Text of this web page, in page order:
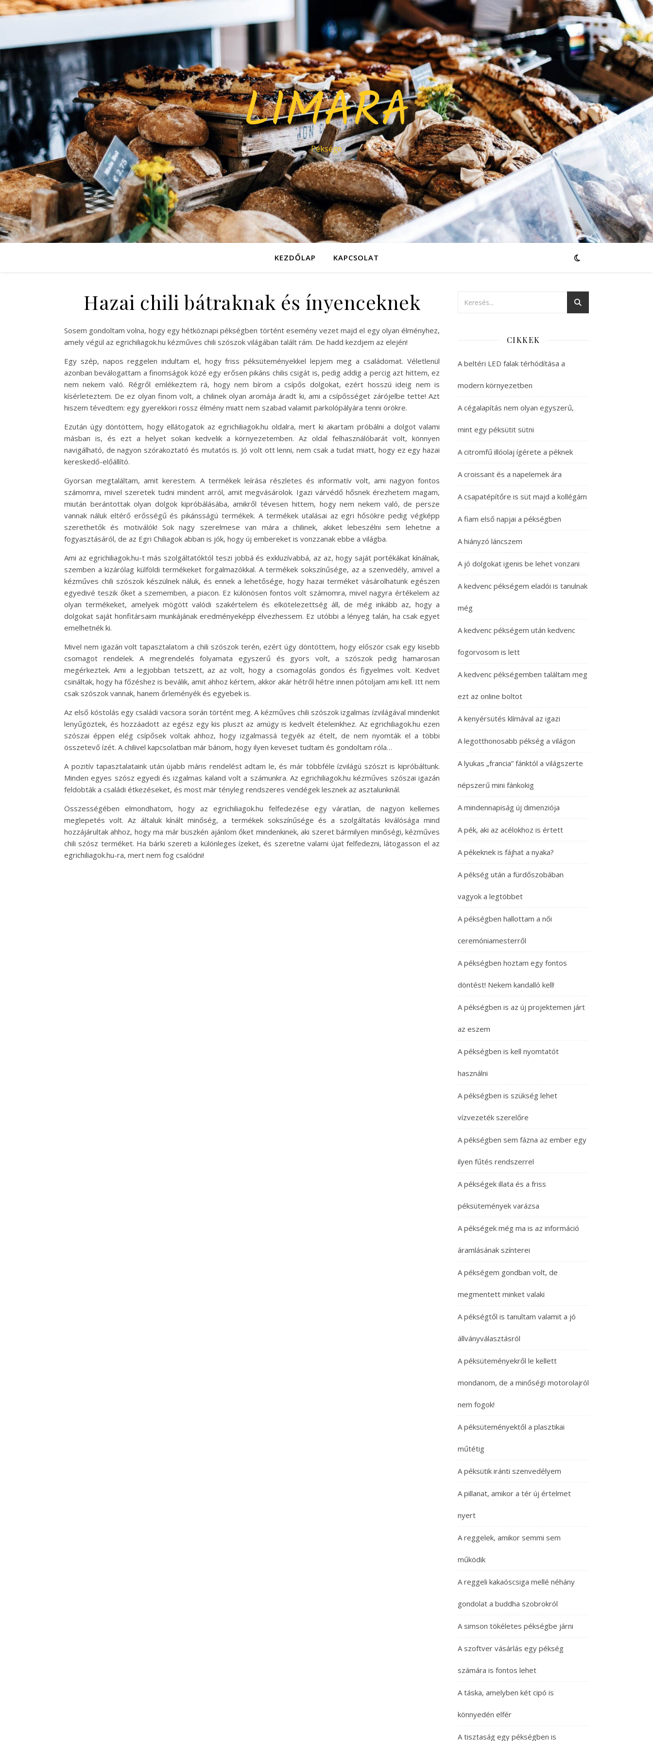
LIMARA
Péksége
KEZDŐLAP KAPCSOLAT
Hazai chili bátraknak és ínyenceknek
Sosem gondoltam volna, hogy egy hétköznapi pékségben történt esemény vezet majd el egy olyan élményhez,
amely végül az egrichiliagok.hu kézműves chili szószok világában talált rám. De hadd kezdjem az elején!
Egy szép, napos reggelen indultam el, hogy friss péksüteményekkel lepjem meg a családomat. Véletlenül
azonban beválogattam a finomságok közé egy erősen pikáns chilis csigát is, pedig addig a percig azt hittem, ez
nem nekem való. Régről emlékeztem rá, hogy nem bírom a csípős dolgokat, ezért hosszú ideig nem is
kísérleteztem. De ez olyan finom volt, a chilinek olyan aromája áradt ki, ami a csípősséget zárójelbe tette! Azt
hiszem tévedtem: egy gyerekkori rossz élmény miatt nem szabad valamit parkolópályára tenni örökre.
Ezután úgy döntöttem, hogy ellátogatok az egrichiliagok.hu oldalra, mert ki akartam próbálni a dolgot valami
másban is, és ezt a helyet sokan kedvelik a környezetemben. Az oldal felhasználóbarát volt, könnyen
navigálható, de nagyon szórakoztató és mutatós is. Jó volt ott lenni, nem csak a tudat miatt, hogy ez egy hazai
kereskedő-előállító.
Gyorsan megtaláltam, amit kerestem. A termékek leírása részletes és informatív volt, ami nagyon fontos
számomra, mivel szeretek tudni mindent arról, amit megvásárolok. Igazi várvédő hősnek érezhetem magam,
miután berántottak olyan dolgok kipróbálásába, amikről tévesen hittem, hogy nem nekem való, de persze
vannak náluk eltérő erősségű és pikánsságú termékek. A termékek utalásai az egri hősökre pedig végképp
szerethetők és motiválók! Sok nagy szerelmese van mára a chilinek, akiket lebeszélni sem lehetne a
fogyasztásáról, de az Egri Chiliagok abban is jók, hogy új embereket is vonzzanak ebbe a világba.
Ami az egrichiliagok.hu-t más szolgáltatóktól teszi jobbá és exkluzívabbá, az az, hogy saját portékákat kínálnak,
szemben a kizárólag külföldi termékeket forgalmazókkal. A termékek sokszínűsége, az a szenvedély, amivel a
kézműves chili szószok készülnek náluk, és ennek a lehetősége, hogy hazai terméket vásárolhatunk egészen
egyedivé teszik őket a szememben, a piacon. Ez különösen fontos volt számomra, mivel nagyra értékelem az
olyan termékeket, amelyek mögött valódi szakértelem és elkötelezettség áll, de még inkább az, hogy a
dolgokat saját honfitársaim munkájának eredményeképp élvezhessem. Ez utóbbi a lényeg talán, ha csak egyet
emelhetnék ki.
Mivel nem igazán volt tapasztalatom a chili szószok terén, ezért úgy döntöttem, hogy először csak egy kisebb
csomagot rendelek. A megrendelés folyamata egyszerű és gyors volt, a szószok pedig hamarosan
megérkeztek. Ami a legjobban tetszett, az az volt, hogy a csomagolás gondos és figyelmes volt. Kedvet
csináltak, hogy ha főzéshez is beválik, amit ahhoz kértem, akkor akár hétről hétre innen pótoljam ami kell. Itt nem
csak szószok vannak, hanem őrleményék és egyebek is.
Az első kóstolás egy családi vacsora során történt meg. A kézműves chili szószok izgalmas ízvilágával mindenkit
lenyűgöztek, és hozzáadott az egész egy kis pluszt az amúgy is kedvelt ételeinkhez. Az egrichiliagok.hu ezen
szószai éppen elég csípősek voltak ahhoz, hogy izgalmassá tegyék az ételt, de nem nyomták el a többi
összetevő ízét. A chilivel kapcsolatban már bánom, hogy ilyen keveset tudtam és gondoltam róla…
A pozitív tapasztalataink után újabb máris rendelést adtam le, és már többféle ízvilágú szószt is kipróbáltunk.
Minden egyes szósz egyedi és izgalmas kaland volt a számunkra. Az egrichiliagok.hu kézműves szószai igazán
feldobták a családi étkezéseket, és most már tényleg rendszeres vendégek lesznek az asztalunknál.
Összességében elmondhatom, hogy az egrichiliagok.hu felfedezése egy váratlan, de nagyon kellemes
meglepetés volt. Az általuk kínált minőség, a termékek sokszínűsége és a szolgáltatás kiválósága mind
hozzájárultak ahhoz, hogy ma már büszkén ajánlom őket mindenkinek, aki szeret bármilyen minőségi, kézműves
chili szósz terméket. Ha bárki szereti a különleges ízeket, és szeretne valami újat felfedezni, látogasson el az
egrichiliagok.hu-ra, mert nem fog csalódni!
CIKKEK
A beltéri LED falak térhódítása a
modern környezetben
A cégalapítás nem olyan egyszerű,
mint egy péksütit sütni
A citromfű illóolaj ígérete a péknek
A croissant és a napelemek ára
A csapatépítőre is süt majd a kollégám
A fiam első napjai a pékségben
A hiányzó láncszem
A jó dolgokat igenis be lehet vonzani
A kedvenc pékségem eladói is tanulnak
még
A kedvenc pékségem után kedvenc
fogorvosom is lett
A kedvenc pékségemben találtam meg
ezt az online boltot
A kenyérsütés klímával az igazi
A legotthonosabb pékség a világon
A lyukas „francia” fánktól a világszerte
népszerű mini fánkokig
A mindennapiság új dimenziója
A pék, aki az acélokhoz is értett
A pékeknek is fájhat a nyaka?
A pékség után a fürdőszobában
vagyok a legtöbbet
A pékségben hallottam a női
ceremóniamesterről
A pékségben hoztam egy fontos
döntést! Nekem kandalló kell!
A pékségben is az új projektemen járt
az eszem
A pékségben is kell nyomtatót
használni
A pékségben is szükség lehet
vízvezeték szerelőre
A pékségben sem fázna az ember egy
ilyen fűtés rendszerrel
A pékségek illata és a friss
péksütemények varázsa
A pékségek még ma is az információ
áramlásának színterei
A pékségem gondban volt, de
megmentett minket valaki
A pékségtől is tanultam valamit a jó
állványválasztásról
A péksüteményekről le kellett
mondanom, de a minőségi motorolajról
nem fogok!
A péksüteményektől a plasztikai
műtétig
A péksütik iránti szenvedélyem
A pillanat, amikor a tér új értelmet
nyert
A reggelek, amikor semmi sem
működik
A reggeli kakaóscsiga mellé néhány
gondolat a buddha szobrokról
A simson tökéletes pékségbe járni
A szoftver vásárlás egy pékség
számára is fontos lehet
A táska, amelyben két cipó is
könnyedén elfér
A tisztaság egy pékségben is